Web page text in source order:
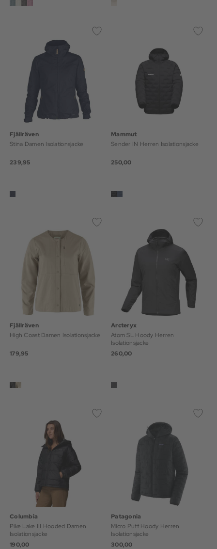
Fjällräven
Stina Damen Isolationsjacke
239,95
Mammut
Sender IN Herren Isolationsjacke
250,00
Fjällräven
High Coast Damen Isolationsjacke
179,95
Arcteryx
Atom SL Hoody Herren
Isolationsjacke
260,00
Columbia
Pike Lake III Hooded Damen
Isolationsjacke
190,00
Patagonia
Micro Puff Hoody Herren
Isolationsjacke
300,00